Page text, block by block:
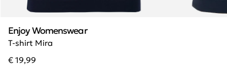
T-shirt Mira
Enjoy Womenswear
€ 19,99